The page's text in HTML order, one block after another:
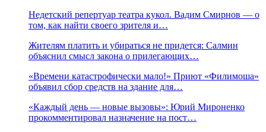
Недетский репертуар театра кукол. Вадим Смирнов — о
том, как найти своего зрителя и…
Жителям платить и убираться не придется: Салмин
объяснил смысл закона о прилегающих…
«Времени катастрофически мало!» Приют «Филимоша»
объявил сбор средств на здание для…
«Каждый день — новые вызовы»: Юрий Мироненко
прокомментировал назначение на пост…